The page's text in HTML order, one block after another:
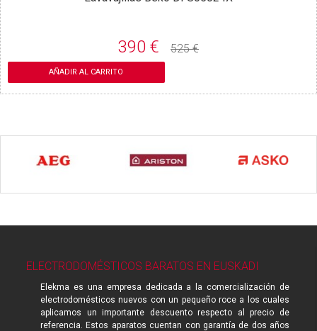
390 € 525 €
AÑADIR AL CARRITO
ELECTRODOMÉSTICOS BARATOS EN EUSKADI
Elekma es una empresa dedicada a la comercialización de
electrodomésticos nuevos con un pequeño roce a los cuales
aplicamos un importante descuento respecto al precio de
referencia. Estos aparatos cuentan con garantía de dos años